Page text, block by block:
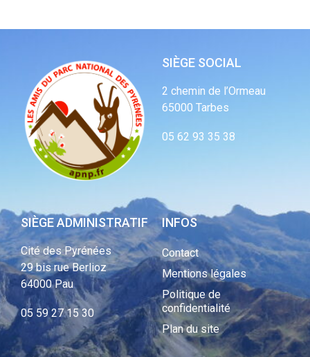
SIÈGE SOCIAL
2 chemin de l’Ormeau
65000 Tarbes
05 62 93 35 38
SIÈGE ADMINISTRATIF
Cité des Pyrénées
29 bis rue Berlioz
64000 Pau
05 59 27 15 30
INFOS
Contact
Mentions légales
Politique de
confidentialité
Plan du site